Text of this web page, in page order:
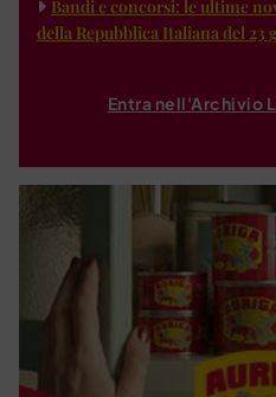
Bandi e concorsi: le ultime
della Repubblica Italiana del 23
Entra nell'Archivio